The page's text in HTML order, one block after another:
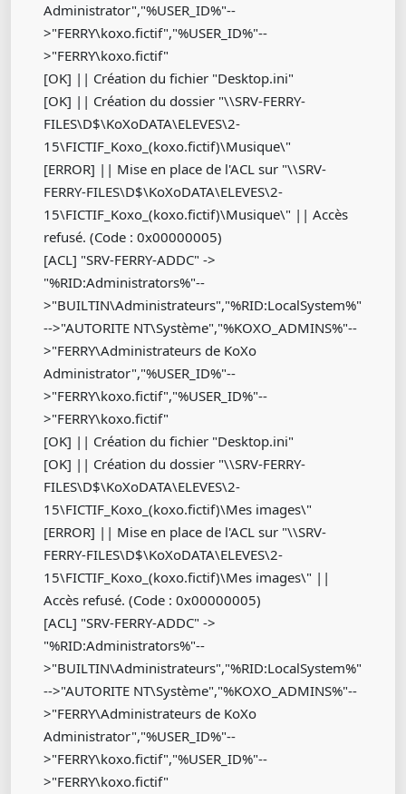
Administrator","%USER_ID%"--
>"FERRY\koxo.fictif","%USER_ID%"--
>"FERRY\koxo.fictif"
[OK] || Création du fichier "Desktop.ini"
[OK] || Création du dossier "\\SRV-FERRY-
FILES\D$\KoXoDATA\ELEVES\2-
15\FICTIF_Koxo_(koxo.fictif)\Musique\"
[ERROR] || Mise en place de l'ACL sur "\\SRV-
FERRY-FILES\D$\KoXoDATA\ELEVES\2-
15\FICTIF_Koxo_(koxo.fictif)\Musique\" || Accès
refusé. (Code : 0x00000005)
[ACL] "SRV-FERRY-ADDC" ->
"%RID:Administrators%"--
>"BUILTIN\Administrateurs","%RID:LocalSystem%"
-->"AUTORITE NT\Système","%KOXO_ADMINS%"--
>"FERRY\Administrateurs de KoXo
Administrator","%USER_ID%"--
>"FERRY\koxo.fictif","%USER_ID%"--
>"FERRY\koxo.fictif"
[OK] || Création du fichier "Desktop.ini"
[OK] || Création du dossier "\\SRV-FERRY-
FILES\D$\KoXoDATA\ELEVES\2-
15\FICTIF_Koxo_(koxo.fictif)\Mes images\"
[ERROR] || Mise en place de l'ACL sur "\\SRV-
FERRY-FILES\D$\KoXoDATA\ELEVES\2-
15\FICTIF_Koxo_(koxo.fictif)\Mes images\" ||
Accès refusé. (Code : 0x00000005)
[ACL] "SRV-FERRY-ADDC" ->
"%RID:Administrators%"--
>"BUILTIN\Administrateurs","%RID:LocalSystem%"
-->"AUTORITE NT\Système","%KOXO_ADMINS%"--
>"FERRY\Administrateurs de KoXo
Administrator","%USER_ID%"--
>"FERRY\koxo.fictif","%USER_ID%"--
>"FERRY\koxo.fictif"